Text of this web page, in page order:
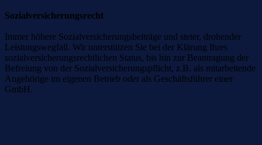
Sozialversicherungsrecht
Immer höhere Sozialversicherungsbeiträge und steter, drohender
Leistungswegfall. Wir unterstützen Sie bei der Klärung Ihres
sozialversicherungsrechtlichen Status, bis hin zur Beantragung der
Befreiung von der Sozialversicherungspflicht, z.B. als mitarbeitende
Angehörige im eigenen Betrieb oder als Geschäftsführer einer
GmbH.